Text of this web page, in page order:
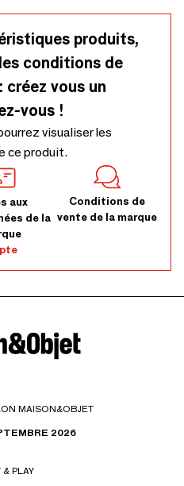
produits,
conditions de
créez vous un
vous !
visualiser les
ce produit.
aux
de la
Conditions de
vente de la marque
MAISON&OBJET
2026
& PLAY